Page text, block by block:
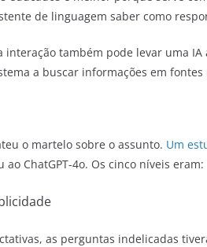
de linguagem saber como
interação também pode levar uma
a buscar informações em
o martelo sobre o assunto. Um
ao ChatGPT-4o. Os cinco níveis
as perguntas indelicadas